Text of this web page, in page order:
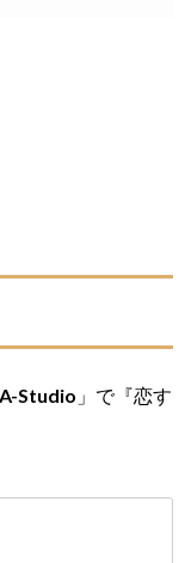
Studio」で『恋す